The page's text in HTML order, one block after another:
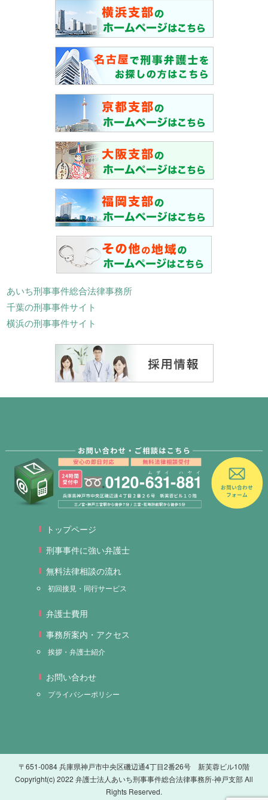
あいち刑事事件総合法律事務所
千葉の刑事事件サイト
横浜の刑事事件サイト
トップページ
刑事事件に強い弁護士
無料法律相談の流れ
初回接見・同行サービス
弁護士費用
事務所案内・アクセス
挨拶・弁護士紹介
お問い合わせ
プライバシーポリシー
〒651-0084 兵庫県神戸市中央区磯辺通4丁目2番26号 新芙蓉ビル10階
Copyright(c) 2022 弁護士法人あいち刑事事件総合法律事務所-神戸支部 All
Rights Reserved.